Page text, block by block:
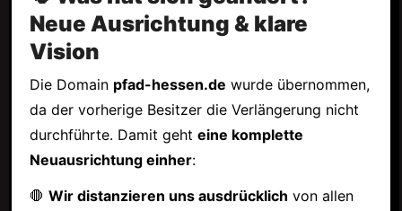
Neue Ausrichtung & klare
Vision
Die Domain pfad-hessen.de wurde übernommen,
da der vorherige Besitzer die Verlängerung nicht
durchführte. Damit geht eine komplette
Neuausrichtung einher:
🛑 Wir distanzieren uns ausdrücklich von allen